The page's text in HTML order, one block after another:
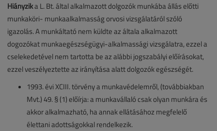
Hiányzika L. Bt. által alkalmazott dolgozók munkába állás előtti
munkaköri- munkaalkalmasság orvosi vizsgálatáról szóló
igazolás. A munkáltató nem küldte az általa alkalmazott
dogozókat munkaegészségügyi-alkalmassági vizsgálatra, ezzel a
cselekedetével nem tartotta be az alábbi jogszabályi előírásokat,
ezzel veszélyeztette az irányítása alatt dolgozók egészségét.
1993. évi XCIII. törvény a munkavédelemről, (továbbiakban
Mvt.) 49. § (1) előírja: a munkavállaló csak olyan munkára és
akkor alkalmazható, ha annak ellátásához megfelelő
élettani adottságokkal rendelkezik.